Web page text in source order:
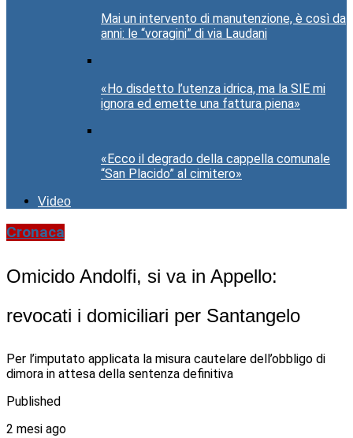
Mai un intervento di manutenzione, è così da
anni: le “voragini” di via Laudani
«Ho disdetto l’utenza idrica, ma la SIE mi
ignora ed emette una fattura piena»
«Ecco il degrado della cappella comunale
“San Placido” al cimitero»
Video
Cronaca
Omicido Andolfi, si va in Appello:
revocati i domiciliari per Santangelo
Per l’imputato applicata la misura cautelare dell’obbligo di
dimora in attesa della sentenza definitiva
Published
2 mesi ago